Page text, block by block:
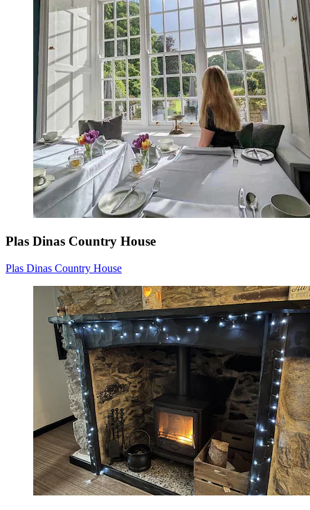
Plas Dinas Country House
Plas Dinas Country House